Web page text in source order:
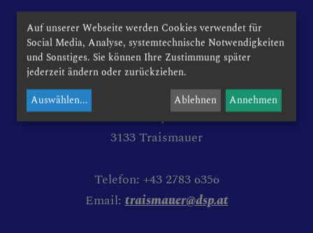
PFARRE TRAISMAUER
PFARRE STOLLHOFEN
FALL VON ...
Stadtpfarre zum hl. Rupert Traismauer
und Pfarre zum hl. Martin Stollhofen
Kirchenplatz 1
3133 Traismauer
Telefon: +43 2783 6356
Email:traismauer@dsp.at
Auf unserer Webseite werden Cookies verwendet für
Social Media, Analyse, systemtechnische Notwendigkeiten
und Sonstiges. Sie können Ihre Zustimmung später
jederzeit ändern oder zurückziehen.
Auswählen... Ablehnen Annehmen